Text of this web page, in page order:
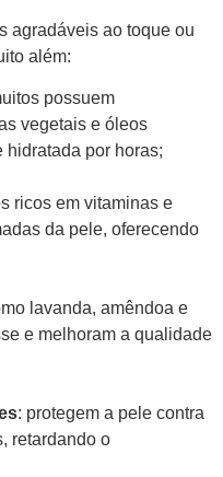
agradáveis ao toque ou
além:
possuem
vegetais e óleos
hidratada por horas;
ricos em vitaminas e
da pele, oferecendo
lavanda, amêndoa e
e melhoram a qualidade
: protegem a pele contra
retardando o